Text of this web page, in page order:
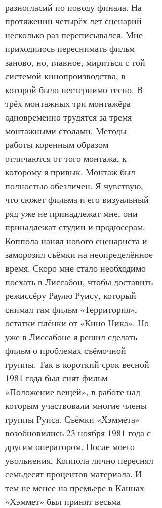
разногласий по поводу финала. На
протяжении четырёх лет сценарий
несколько раз переписывался. Мне
приходилось переснимать фильм
заново, но, главное, мириться с той
системой кинопроизводства, в
которой было нестерпимо тесно. В
трёх монтажных три монтажёра
одновременно трудятся за тремя
монтажными столами. Методы
работы коренным образом
отличаются от того монтажа, к
которому я привык. Монтаж был
полностью обезличен. Я чувствую,
что сюжет фильма и его визуальный
ряд уже не принадлежат мне, они
принадлежат студии и продюсерам.
Коппола нанял нового сценариста и
заморозил съёмки на неопределённое
время. Скоро мне стало необходимо
поехать в Лиссабон, чтобы доставить
режиссёру Раулю Руису, который
снимал там фильм «Территория»,
остатки плёнки от «Кино Ника». Но
уже в Лиссабоне я решил сделать
фильм о проблемах съёмочной
группы. Так в короткий срок весной
1981 года был снят фильм
«Положение вещей», в работе над
которым участвовали многие члены
группы Руиса. Съёмки «Хэммета»
возобновились 23 ноября 1981 года с
другим оператором. После моего
увольнения, Коппола лично переснял
семьдесят процентов материала. И
тем не менее на премьере в Каннах
«Хэммет» был принят весьма